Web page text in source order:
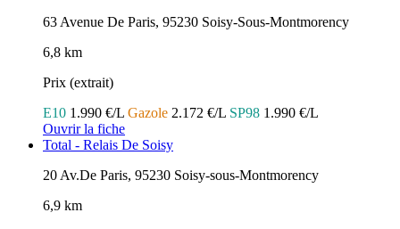
63 Avenue De Paris, 95230 Soisy-Sous-Montmorency
6,8 km
Prix (extrait)
E10 1.990 €/L Gazole 2.172 €/L SP98 1.990 €/L
Ouvrir la fiche
Total - Relais De Soisy
20 Av.De Paris, 95230 Soisy-sous-Montmorency
6,9 km